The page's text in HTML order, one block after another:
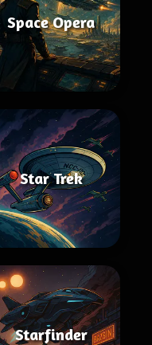
Space Opera
Star Trek
Starfinder